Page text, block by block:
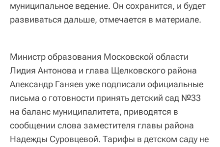
муниципальное ведение. Он сохранится, и будет
развиваться дальше, отмечается в материале.
Министр образования Московской области
Лидия Антонова и глава Щелковского района
Александр Ганяев уже подписали официальные
письма о готовности принять детский сад №33
на баланс муниципалитета, приводятся в
сообщении слова заместителя главы района
Надежды Суровцевой. Тарифы в детском саду не